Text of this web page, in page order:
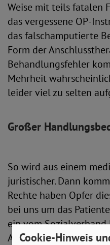
Weise mit teils fatalen
das vergessene OP-
das falschamputierte
Form der
Behandlungsfehler
Mehrheit
leider viel zu selten
Großer
So wird aus einem
juristischer. Dann
Rechte haben Opfer
bei uns um das
ein vom Sozialverband
Auftrag gegebenes
Cookie-Hinweis